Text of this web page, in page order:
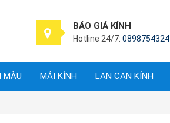
BÁO GIÁ KÍNH
Hotline 24/7: 0898754324
MÀU MÁI KÍNH LAN CAN KÍNH